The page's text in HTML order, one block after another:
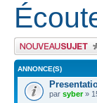
Publier un nouveau sujet
ANNONCE(S)
par syber»